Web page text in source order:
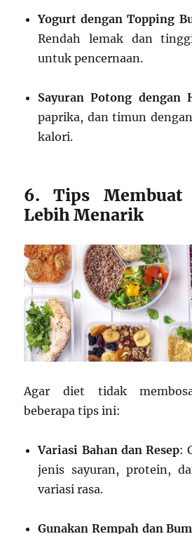
Yogurt dengan Topping
Rendah lemak dan
untuk pencernaan.
Sayuran Potong dengan
paprika, dan timun
kalori.
6. Tips Membuat
Lebih Menarik
Agar diet tidak
beberapa tips ini:
Variasi Bahan dan Resep:
jenis sayuran, protein,
variasi rasa.
Gunakan Rempah dan